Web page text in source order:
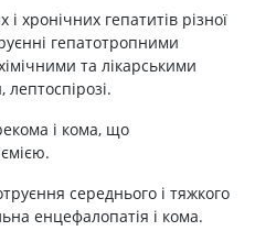
і хронічних гепатитів різної
гепатотропними
та лікарськими
і кома, що
середнього і тяжкого
енцефалопатія і кома.